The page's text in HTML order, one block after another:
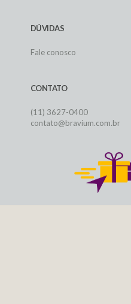
DÚVIDAS
Fale conosco
CONTATO
(11) 3627-0400
contato@bravium.com.br